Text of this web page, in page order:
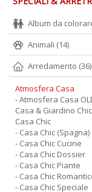
Album da
Animali (14)
Arredamento (36)
Atmosfera Casa
- Atmosfera Casa
Casa & Giardino Chic
Casa Chic
- Casa Chic (Spagna)
- Casa Chic Cucine
- Casa Chic Dossier
- Casa Chic Piante
- Casa Chic
- Casa Chic Speciale